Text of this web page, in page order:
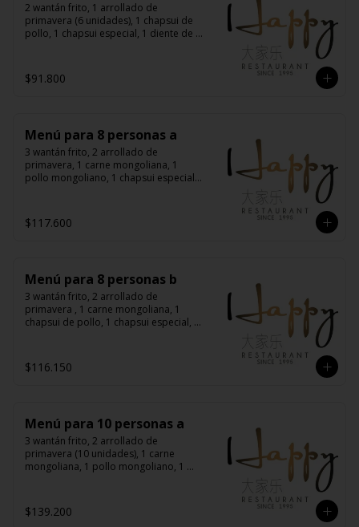
2 wantán frito, 1 arrollado de
primavera (6 unidades), 1 chapsui de
pollo, 1 chapsui especial, 1 diente de
arroz chaufán
$91.800
Menú para 8 personas a
3 wantán frito, 2 arrollado de
primavera, 1 carne mongoliana, 1
pollo mongoliano, 1 chapsui especial,
arroz chaufán
$117.600
Menú para 8 personas b
3 wantán frito, 2 arrollado de
primavera , 1 carne mongoliana, 1
chapsui de pollo, 1 chapsui especial, 1
chaufán
$116.150
Menú para 10 personas a
3 wantán frito, 2 arrollado de
primavera (10 unidades), 1 carne
mongoliana, 1 pollo mongoliano, 1
chitén, 1 pollo tausí, 10 arroz chaufán
$139.200